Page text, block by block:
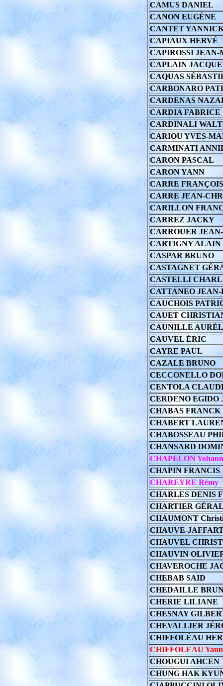
CAMUS DANIEL
CANON EUGÈNE
CANTET
CAPIAUX HERVÉ
CAPIROSSI
CAPLAIN
CAQUAS
CARBONARO
CARDENAS
CARDIA FABRICE
CARDINALI
CARIOU YVES-
CARMINATI
CARON PASCAL
CARON YANN
CARRE
CARRE JEAN-
CARILLON
CARREZ JACKY
CARROUER
CARTIGNY ALAIN
CASPAR BRUNO
CASTAGNET
CASTELLI
CATTANEO JEAN-
CAUCHOIS
CAUET
CAUNILLE
CAUVEL ÉRIC
CAYRE PAUL
CAZALE BRUNO
CECCONELLO
CENTOLA
CERDENO EGIDO
CHABAS FRANCK
CHABERT
CHABOSSEAU
CHANSARD
CHAPELON Yohann
CHAPIN FRANCIS
CHAREYRE Rémy
CHARLES DENIS
CHARTIER
CHAUMONT
CHAUVE-
CHAUVEL
CHAUVIN
CHAVEROCHE
CHEBAB SAID
CHEDAILLE
CHERIE LILIANE
CHESNAY
CHEVALLIER
CHIFFOLÉAU
CHIFFOLEAU Yann
CHOUGUI AHCEN
CHUNG HAK